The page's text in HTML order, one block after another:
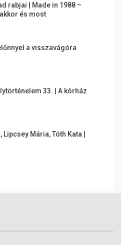
rabjai | Made in 1988 –
és most
a visszavágóra
33. | A kórház
Lipcsey Mária, Tóth Kata |